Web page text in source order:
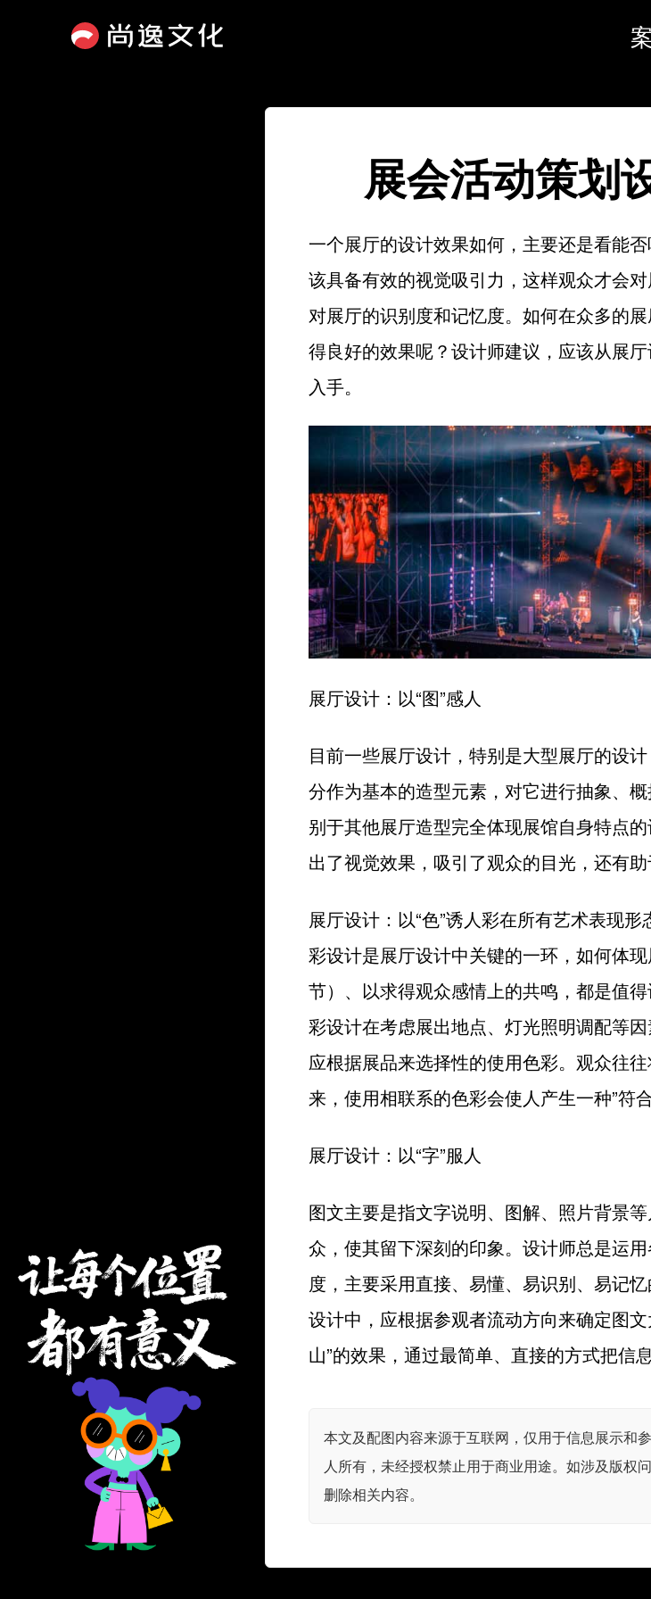
展会活动策划
一个展厅的设计效果如何，主要还是看能
该具备有效的视觉吸引力，这样观众才会
对展厅的识别度和记忆度。如何在众多的
得良好的效果呢？设计师建议，应该从展厅
入手。
展厅设计：以“图”感人
目前一些展厅设计，特别是大型展厅的设
分作为基本的造型元素，对它进行抽象、
别于其他展厅造型完全体现展馆自身特点
出了视觉效果，吸引了观众的目光，还有助
展厅设计：以“色”诱人彩在所有艺术表现
彩设计是展厅设计中关键的一环，如何体
节）、以求得观众感情上的共鸣，都是值
彩设计在考虑展出地点、灯光照明调配等
应根据展品来选择性的使用色彩。观众往
来，使用相联系的色彩会使人产生一种”符
展厅设计：以“字”服人
图文主要是指文字说明、图解、照片背景
众，使其留下深刻的印象。设计师总是运
度，主要采用直接、易懂、易识别、易记
设计中，应根据参观者流动方向来确定图
山”的效果，通过最简单、直接的方式把信
本文及配图内容来源于互联网，仅用于信息展示和
人所有，未经授权禁止用于商业用途。如涉及版权
删除相关内容。